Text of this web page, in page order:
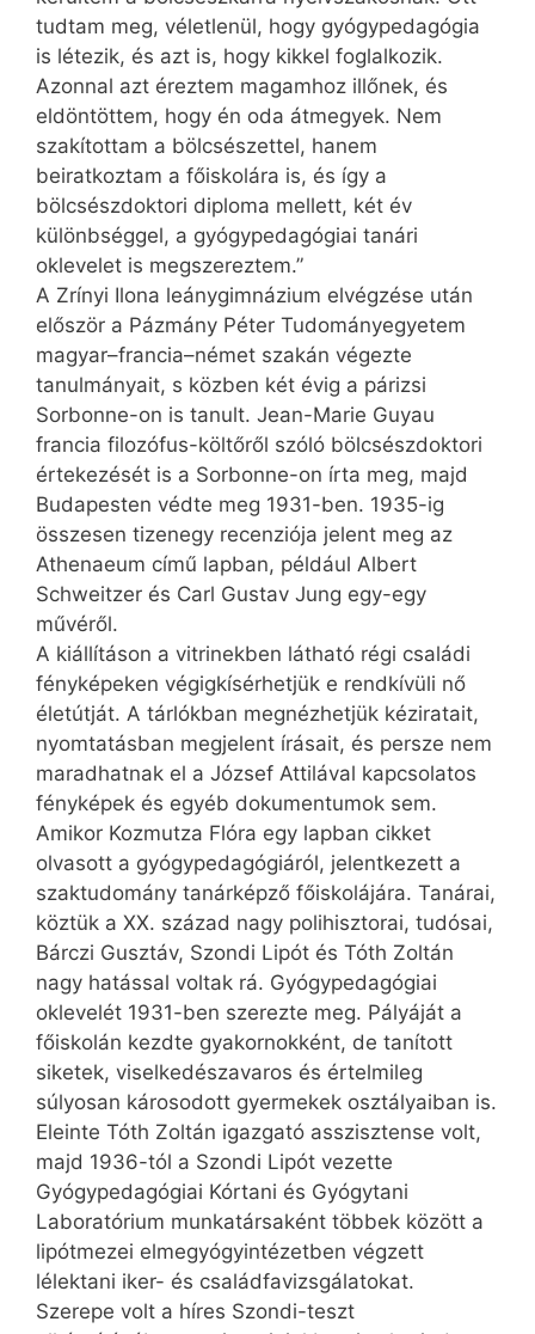
tudtam meg, véletlenül, hogy gyógypedagógia
is létezik, és azt is, hogy kikkel foglalkozik.
Azonnal azt éreztem magamhoz illőnek, és
eldöntöttem, hogy én oda átmegyek. Nem
szakítottam a bölcsészettel, hanem
beiratkoztam a főiskolára is, és így a
bölcsészdoktori diploma mellett, két év
különbséggel, a gyógypedagógiai tanári
oklevelet is megszereztem.”
A Zrínyi Ilona leánygimnázium elvégzése után
először a Pázmány Péter Tudományegyetem
magyar–francia–német szakán végezte
tanulmányait, s közben két évig a párizsi
Sorbonne-on is tanult. Jean-Marie Guyau
francia filozófus-költőről szóló bölcsészdoktori
értekezését is a Sorbonne-on írta meg, majd
Budapesten védte meg 1931-ben. 1935-ig
összesen tizenegy recenziója jelent meg az
Athenaeum című lapban, például Albert
Schweitzer és Carl Gustav Jung egy-egy
művéről.
A kiállításon a vitrinekben látható régi családi
fényképeken végigkísérhetjük e rendkívüli nő
életútját. A tárlókban megnézhetjük kéziratait,
nyomtatásban megjelent írásait, és persze nem
maradhatnak el a József Attilával kapcsolatos
fényképek és egyéb dokumentumok sem.
Amikor Kozmutza Flóra egy lapban cikket
olvasott a gyógypedagógiáról, jelentkezett a
szaktudomány tanárképző főiskolájára. Tanárai,
köztük a XX. század nagy polihisztorai, tudósai,
Bárczi Gusztáv, Szondi Lipót és Tóth Zoltán
nagy hatással voltak rá. Gyógypedagógiai
oklevelét 1931-ben szerezte meg. Pályáját a
főiskolán kezdte gyakornokként, de tanított
siketek, viselkedészavaros és értelmileg
súlyosan károsodott gyermekek osztályaiban is.
Eleinte Tóth Zoltán igazgató asszisztense volt,
majd 1936-tól a Szondi Lipót vezette
Gyógypedagógiai Kórtani és Gyógytani
Laboratórium munkatársaként többek között a
lipótmezei elmegyógyintézetben végzett
lélektani iker- és családfavizsgálatokat.
Szerepe volt a híres Szondi-teszt